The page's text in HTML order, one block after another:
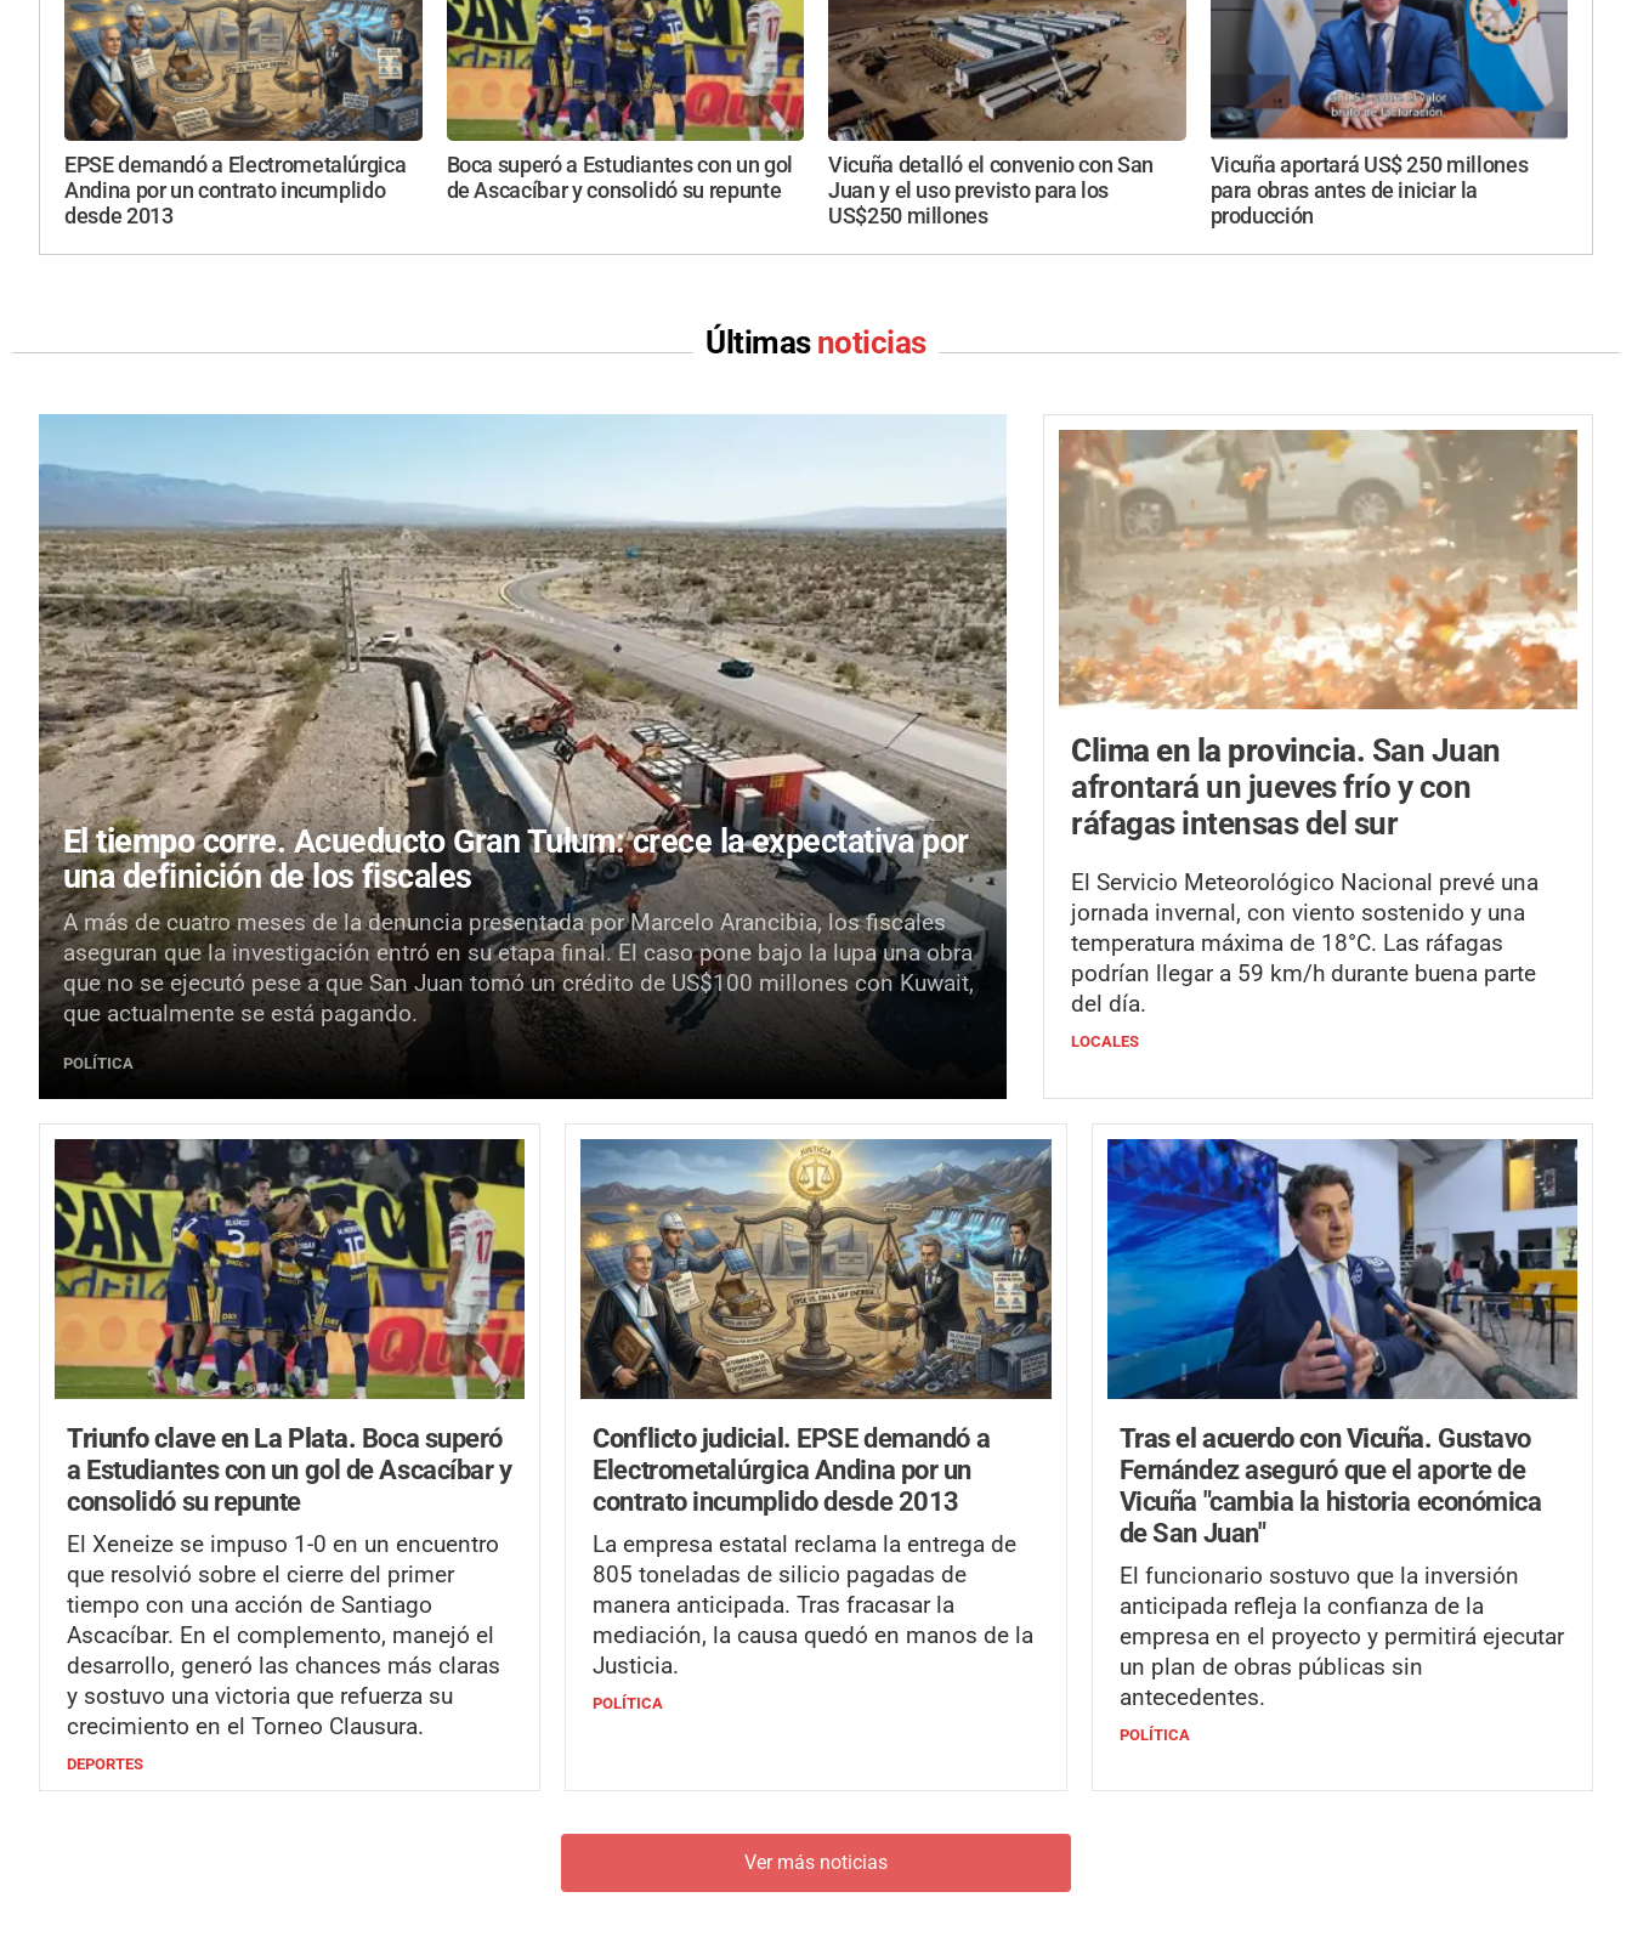
EPSE demandó a Electrometalúrgica
Andina por un contrato incumplido
desde 2013
Boca superó a Estudiantes con un gol
de Ascacíbar y consolidó su repunte
Vicuña detalló el convenio con San
Juan y el uso previsto para los
US$250 millones
Vicuña aportará US$ 250 millones
para obras antes de iniciar la
producción
Últimas noticias
El tiempo corre.Acueducto Gran Tulum: crece la expectativa por
una definición de los fiscales
A más de cuatro meses de la denuncia presentada por Marcelo Arancibia, los fiscales
aseguran que la investigación entró en su etapa final. El caso pone bajo la lupa una obra
que no se ejecutó pese a que San Juan tomó un crédito de US$100 millones con Kuwait,
que actualmente se está pagando.
POLÍTICA
Clima en la provincia. San Juan
afrontará un jueves frío y con
ráfagas intensas del sur
El Servicio Meteorológico Nacional prevé una
jornada invernal, con viento sostenido y una
temperatura máxima de 18°C. Las ráfagas
podrían llegar a 59 km/h durante buena parte
del día.
LOCALES
Triunfo clave en La Plata. Boca superó
a Estudiantes con un gol de Ascacíbar y
consolidó su repunte
El Xeneize se impuso 1-0 en un encuentro
que resolvió sobre el cierre del primer
tiempo con una acción de Santiago
Ascacíbar. En el complemento, manejó el
desarrollo, generó las chances más claras
y sostuvo una victoria que refuerza su
crecimiento en el Torneo Clausura.
DEPORTES
Conflicto judicial. EPSE demandó a
Electrometalúrgica Andina por un
contrato incumplido desde 2013
La empresa estatal reclama la entrega de
805 toneladas de silicio pagadas de
manera anticipada. Tras fracasar la
mediación, la causa quedó en manos de la
Justicia.
POLÍTICA
Tras el acuerdo con Vicuña. Gustavo
Fernández aseguró que el aporte de
Vicuña "cambia la historia económica
de San Juan"
El funcionario sostuvo que la inversión
anticipada refleja la confianza de la
empresa en el proyecto y permitirá ejecutar
un plan de obras públicas sin
antecedentes.
POLÍTICA
Ver más noticias